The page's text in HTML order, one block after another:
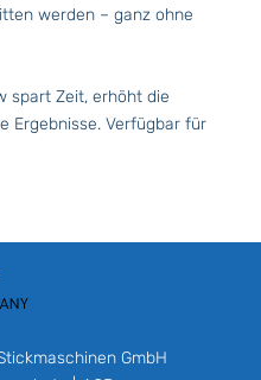
werden – ganz ohne
spart Zeit, erhöht die
Ergebnisse. Verfügbar für
GmbH